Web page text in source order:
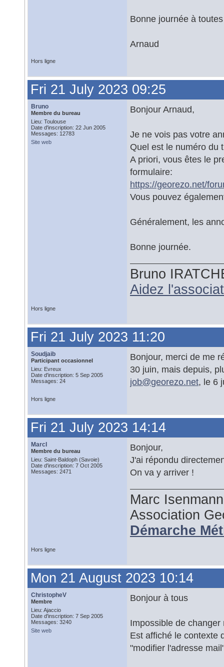
Bonne journée à
Arnaud
Hors ligne
Fri 21 July 2023 09:25
Bruno
Membre du bureau
Lieu: Toulouse
Date d'inscription: 22 Jun 2005
Messages: 12783
Site web
Bonjour Arnaud,
Je ne vois pas votre
Quel est le numéro du
A priori, vous êtes le
formulaire:
https://georezo.net/
Vous pouvez
Généralement, les
Bonne journée.
Bruno
Aidez
Hors ligne
Fri 21 July 2023 11:20
Soudjaib
Participant occasionnel
Lieu: Evreux
Date d'inscription: 5 Sep 2005
Messages: 24
Bonjour, merci de me
30 juin, mais depuis,
job@georezo.net, le 6
Hors ligne
Fri 21 July 2023 14:14
MarcI
Membre du bureau
Lieu: Saint-Baldoph (Savoie)
Date d'inscription: 7 Oct 2005
Messages: 2471
Bonjour,
J'ai répondu
On va y arriver !
Marc Isenmann
Association
Démarche
Hors ligne
Mon 21 August 2023 10:14
ChristopheV
Membre
Lieu: Ajaccio
Date d'inscription: 7 Sep 2005
Messages: 3240
Site web
Bonjour à tous
Impossible de
Est affiché le contexte
"modifier l'adresse